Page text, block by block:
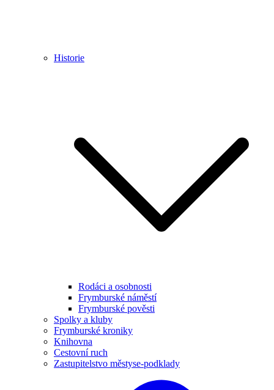
Historie
Rodáci a osobnosti
Frymburské náměstí
Frymburské pověsti
Spolky a kluby
Frymburské kroniky
Knihovna
Cestovní ruch
Zastupitelstvo městyse-podklady